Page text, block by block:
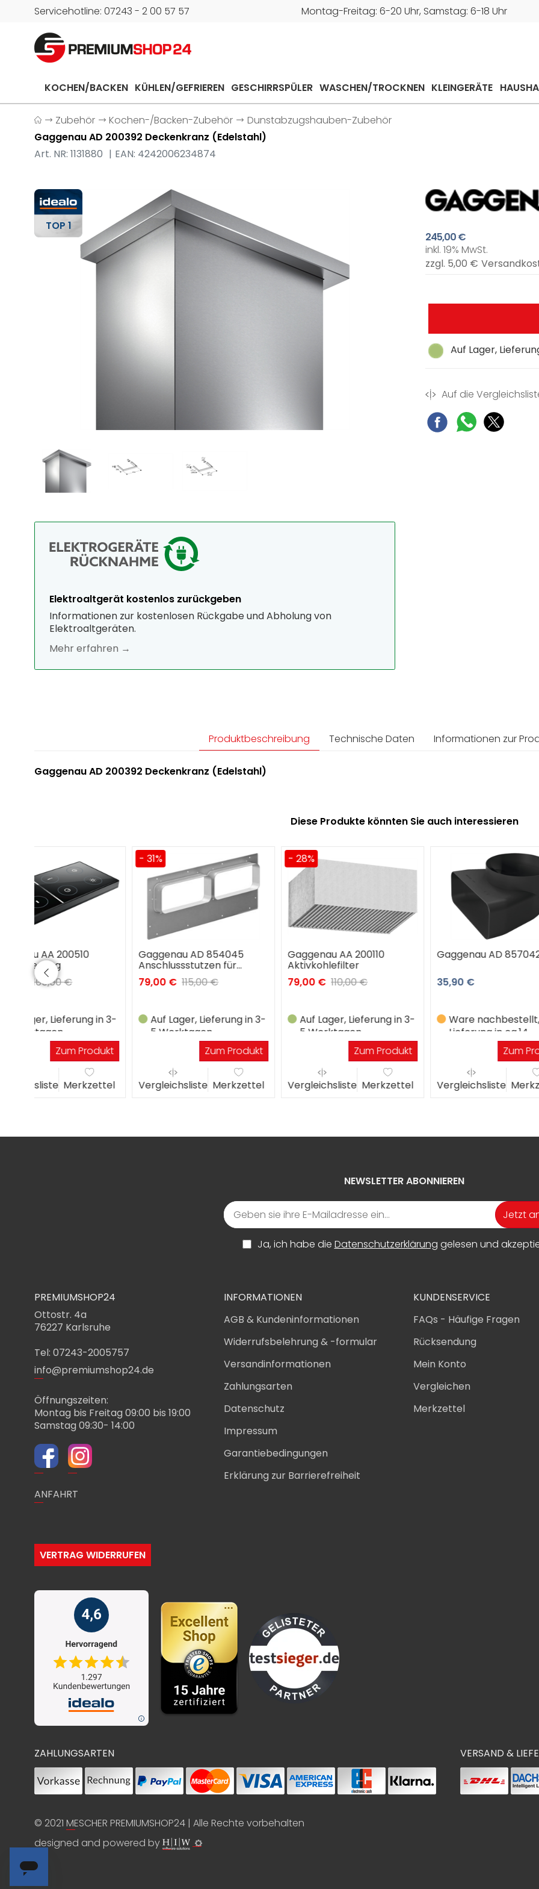
Servicehotline: 07243 - 2 00 57 57 Montag-Freitag: 6-20 Uhr, Samstag: 6-18 Uhr
KOCHEN/BACKEN KÜHLEN/GEFRIEREN GESCHIRRSPÜLER WASCHEN/TROCKNEN KLEINGERÄTE
Zubehör Kochen-/Backen-Zubehör
Dunstabzugshauben-Zubehör
Gaggenau AD 200392 Deckenkranz (Edelstahl)
Art. NR: 1131880
EAN: 4242006234874
TOP 1
Elektroaltgerät kostenlos zurückgeben
Informationen zur kostenlosen Rückgabe und Abholung von
Elektroaltgeräten.
Mehr erfahren →
245,00 €
inkl. 19% MwSt.
zzgl. 5,00 €
Auf Lager,
Auf die
Produktbeschreibung Technische Daten Informationen zur
Gaggenau AD 200392 Deckenkranz (Edelstahl)
Diese Produkte könnten Sie auch interessieren
Gaggenau AD 854045
Anschlussstutzen für
Flachkanal 2x NW150
79,00 €
Auf Lager, Lieferung in 3-
5 Werktagen
Zum Produkt
Vergleichsliste Merkzettel
Gaggenau AA 200110
Aktivkohlefilter
79,00 €
Auf Lager, Lieferung in 3-
5 Werktagen
Zum Produkt
Vergleichsliste Merkzettel
- 28%
Gaggenau AD 857042
35,90 €
Ware nachbestellt,
Lieferung in ca.14
WerktagenZum Produkt
Vergleichsliste Merkzettel
Ware
NEWSLETTER ABONNIEREN
Jetzt
Ja, ich habe die Datenschutzerklärung gelesen und
PREMIUMSHOP24
Ottostr. 4a
76227 Karlsruhe
Tel: 07243-2005757
info@premiumshop24.de
Öffnungszeiten:
Montag bis Freitag 09:00 bis 19:00
Samstag 09:30- 14:00
ANFAHRT
INFORMATIONEN
AGB & Kundeninformationen
Widerrufsbelehrung & -formular
Versandinformationen
Zahlungsarten
Datenschutz
Impressum
Garantiebedingungen
Erklärung zur Barrierefreiheit
KUNDENSERVICE
FAQs - Häufige Fragen
Rücksendung
Mein Konto
Vergleichen
Merkzettel
VERTRAG WIDERRUFEN
ZAHLUNGSARTEN VERSAND &
© 2021 MESCHER PREMIUMSHOP24 | Alle Rechte vorbehalten
designed and powered by